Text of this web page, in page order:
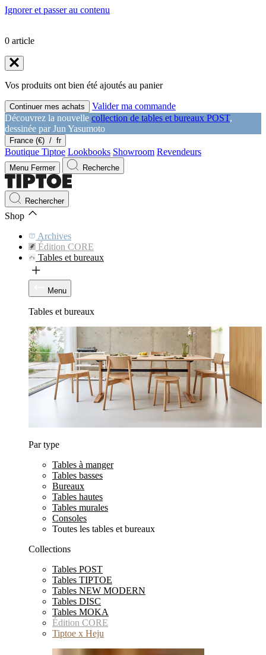
Ignorer et passer au contenu
0 article
Vos produits ont bien été ajoutés au panier
Continuer mes achats
Valider ma commande
Découvrez la nouvelle collection de tables et bureaux POST,
dessinée par Jun Yasumoto
France (€) / fr
Boutique Tiptoe Lookbooks Showroom Revendeurs
Menu Fermer Recherche
Rechercher
Shop
Archives
Édition CORE
Tables et bureaux
Menu
Tables et bureaux
Par type
Tables à manger
Tables basses
Bureaux
Tables hautes
Tables murales
Consoles
Toutes les tables et bureaux
Collections
Tables POST
Tables TIPTOE
Tables NEW MODERN
Tables DISC
Tables MOKA
Édition CORE
Tiptoe x Heju